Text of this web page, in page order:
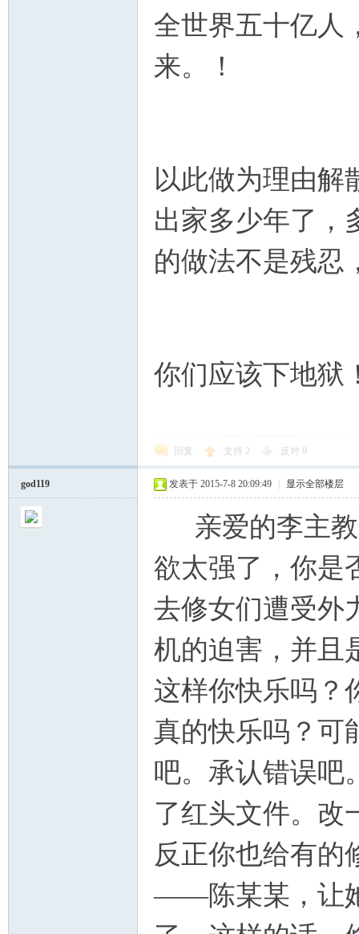
全世界五十亿人
来。！
以此做为理由解
出家多少年了，
的做法不是残忍
你们应该下地狱
回复 支持 2 反对 0
god119 发表于 2015-7-8 20:09:49 显示全部楼层
亲爱的李主
欲太强了，你是
去修女们遭受外
机的迫害，并且
这样你快乐吗？
真的快乐吗？可
吧。承认错误吧
了红头文件。改
反正你也给有的
——陈某某，让